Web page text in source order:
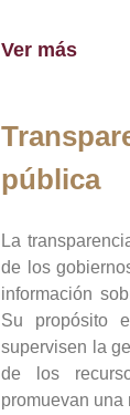
Ver más
pública
La
de los
información
Su propósito
supervisen la
de los
promuevan una